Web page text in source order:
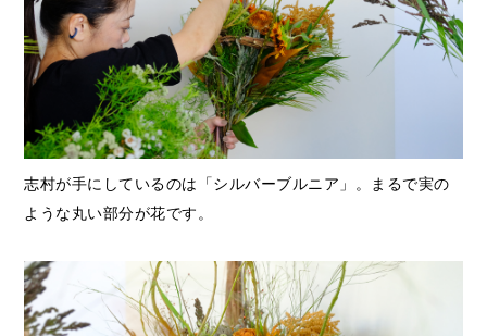
志村が手にしているのは「シルバーブルニア」。まるで実の
ような丸い部分が花です。